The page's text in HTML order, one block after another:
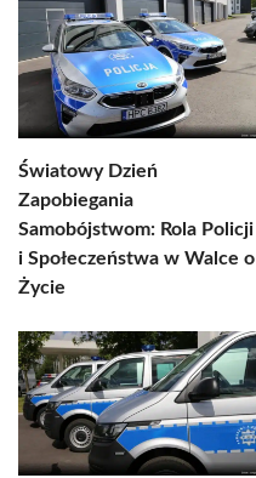
Światowy Dzień
Zapobiegania
Samobójstwom: Rola Policji
i Społeczeństwa w Walce o
Życie